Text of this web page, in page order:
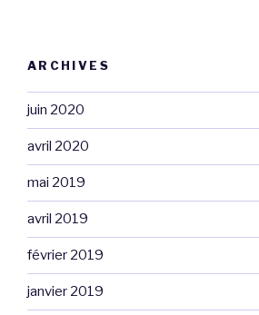
ARCHIVES
juin 2020
avril 2020
mai 2019
avril 2019
février 2019
janvier 2019